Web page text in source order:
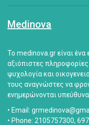
Medinova
Το medinova.gr είναι
αξιόπιστες
ψυχολογία και
τους αναγνώστες να
ενημερώνονται
• Email:
• Phone: 2105757300,